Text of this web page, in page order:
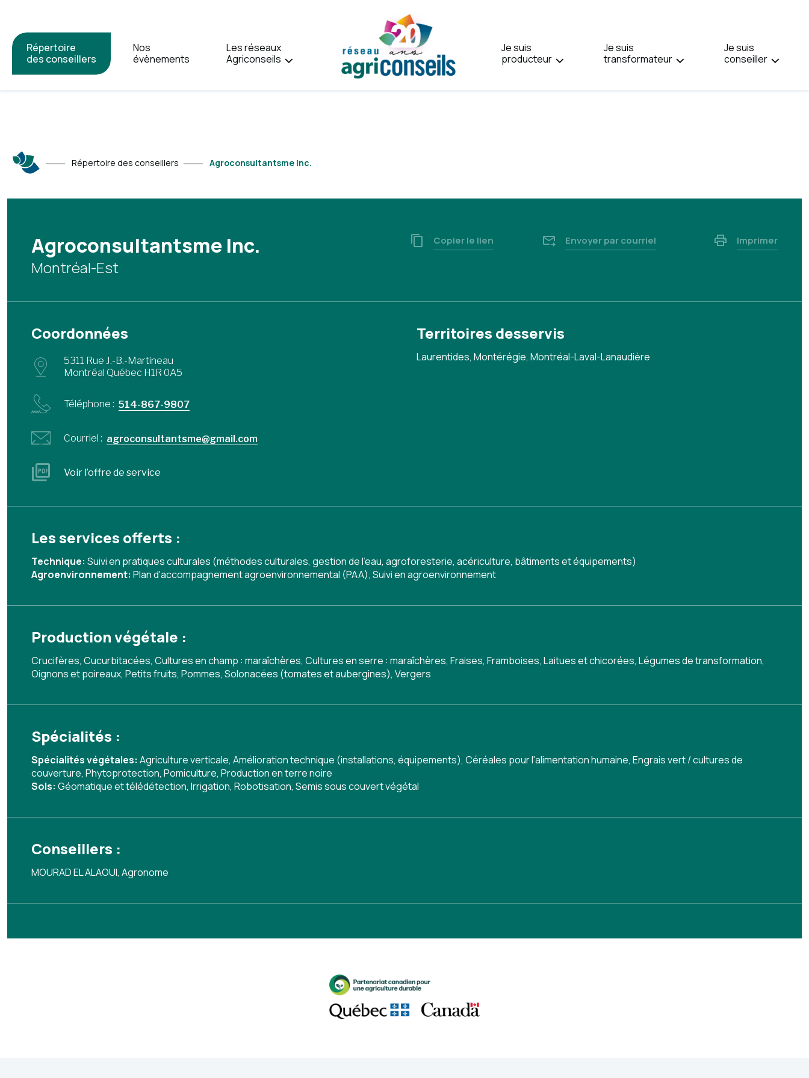
Répertoire
des conseillers
Nos
évènements
Les réseaux
Agriconseils
Je suis
producteur
Je suis
transformateur
Je suis
conseiller
ENGLISH.
Répertoire des conseillers Agroconsultantsme Inc.
Agroconsultantsme Inc.
Montréal-Est
Copier le lien Envoyer par courriel Imprimer
Coordonnées
5311 Rue J.-B.-Martineau
Montréal Québec H1R 0A5
Téléphone : 514-867-9807
Courriel : agroconsultantsme@gmail.com
Voir l’offre de service
Territoires desservis
Laurentides, Montérégie, Montréal-Laval-Lanaudière
Les services offerts :
Technique: Suivi en pratiques culturales (méthodes culturales, gestion de l'eau, agroforesterie, acériculture, bâtiments et équipements)
Agroenvironnement: Plan d'accompagnement agroenvironnemental (PAA), Suivi en agroenvironnement
Production végétale :
Crucifères, Cucurbitacées, Cultures en champ : maraîchères, Cultures en serre : maraîchères, Fraises, Framboises, Laitues et chicorées, Légumes de transformation,
Oignons et poireaux, Petits fruits, Pommes, Solonacées (tomates et aubergines), Vergers
Spécialités :
Spécialités végétales: Agriculture verticale, Amélioration technique (installations, équipements), Céréales pour l'alimentation humaine, Engrais vert / cultures de
couverture, Phytoprotection, Pomiculture, Production en terre noire
Sols: Géomatique et télédétection, Irrigation, Robotisation, Semis sous couvert végétal
Conseillers :
MOURAD EL ALAOUI, Agronome